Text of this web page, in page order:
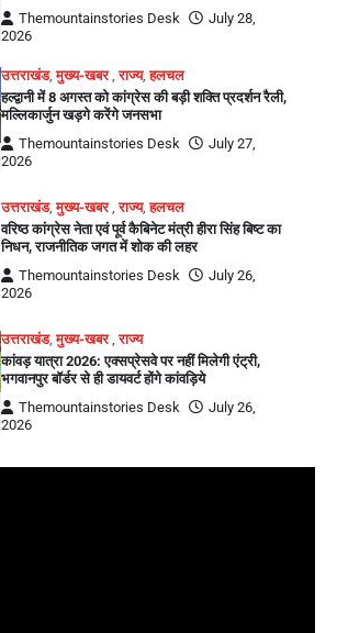
Themountainstories Desk
July 28,
2026
उत्तराखंड,मुख्य-खबर,राज्य,हलचल
हल्द्वानी में 8 अगस्त को कांग्रेस की बड़ी शक्ति प्रदर्शन रैली,
मल्लिकार्जुन खड़गे करेंगे जनसभा
Themountainstories Desk
July 27,
2026
उत्तराखंड,मुख्य-खबर,राज्य,हलचल
वरिष्ठ कांग्रेस नेता एवं पूर्व कैबिनेट मंत्री हीरा सिंह बिष्ट का
निधन, राजनीतिक जगत में शोक की लहर
Themountainstories Desk
July 26,
2026
उत्तराखंड,मुख्य-खबर,राज्य
कांवड़ यात्रा 2026: एक्सप्रेसवे पर नहीं मिलेगी एंट्री,
भगवानपुर बॉर्डर से ही डायवर्ट होंगे कांवड़िये
Themountainstories Desk
July 26,
2026